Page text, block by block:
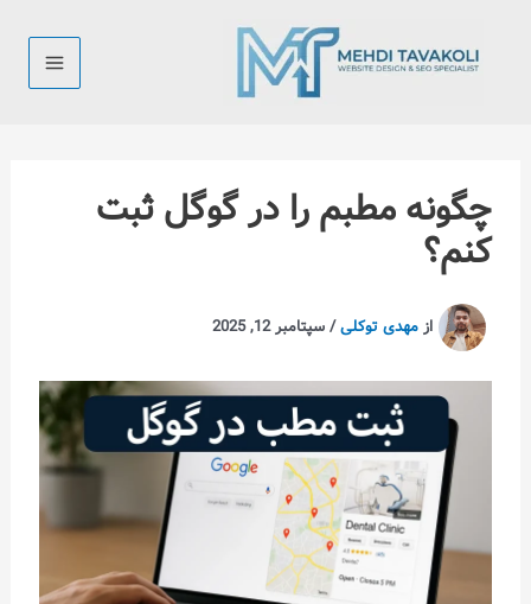
چگونه مطبم را در گوگل ثبت
کنم؟
از مهدی توکلی/سپتامبر 12, 2025